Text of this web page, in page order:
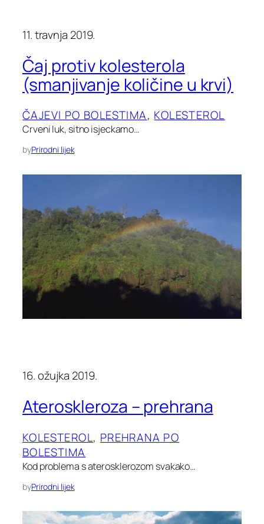
11. travnja 2019.
Čaj protiv kolesterola
(smanjivanje količine u krvi)
ČAJEVI PO BOLESTIMA, KOLESTEROL
Crveni luk, sitno isjeckamo…
byPrirodni lijek
16. ožujka 2019.
Ateroskleroza – prehrana
KOLESTEROL, PREHRANA PO
BOLESTIMA
Kod problema s aterosklerozom svakako…
byPrirodni lijek